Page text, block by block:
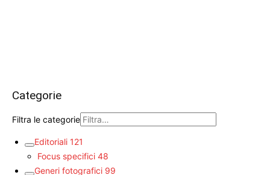
Categorie
Filtra le categorie
Editoriali 121
Focus specifici 48
Generi fotografici 99